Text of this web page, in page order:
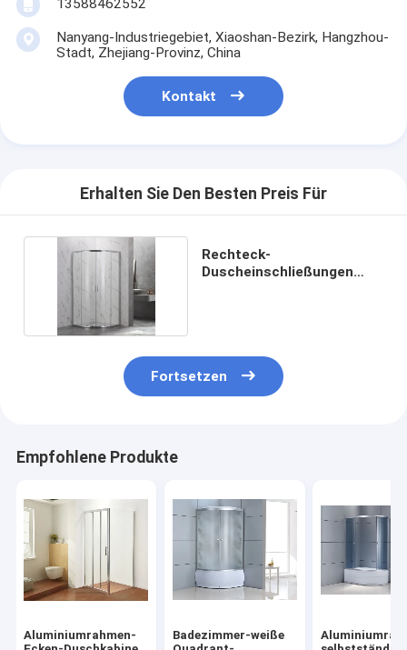
13588462552
Nanyang-Industriegebiet, Xiaoshan-Bezirk, Hangzhou-
Stadt, Zhejiang-Provinz, China
Kontakt
Erhalten Sie Den Besten Preis Für
Rechteck-
Duscheinschließungen
Fortsetzen
Empfohlene Produkte
Aluminiumrahmen-
Badezimmer-weiße